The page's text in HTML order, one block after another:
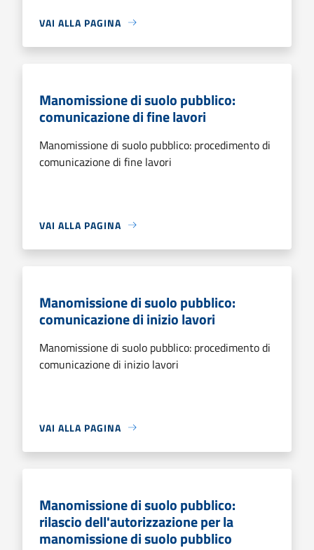
VAI ALLA PAGINA
Manomissione di suolo pubblico:
comunicazione di fine lavori
Manomissione di suolo pubblico: procedimento di
comunicazione di fine lavori
VAI ALLA PAGINA
Manomissione di suolo pubblico:
comunicazione di inizio lavori
Manomissione di suolo pubblico: procedimento di
comunicazione di inizio lavori
VAI ALLA PAGINA
Manomissione di suolo pubblico:
rilascio dell'autorizzazione per la
manomissione di suolo pubblico